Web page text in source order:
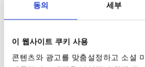
동의 세부
이 웹사이트 쿠키 사용
콘텐츠와 광고를 맞춤설정하고 소셜